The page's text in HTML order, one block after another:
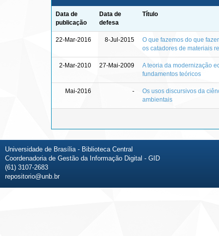
Data de
publicação
Data de
defesa
Título
22-Mar-2016 8-Jul-2015
O que fazemos do que
os catadores de materiais
2-Mar-2010 27-Mai-2009
A teoria da modernização
fundamentos teóricos
Mai-2016 -
Os usos discursivos da
ambientais
Universidade de Brasília - Biblioteca Central
Coordenadoria de Gestão da Informação Digital - GID
(61) 3107-2683
repositorio@unb.br